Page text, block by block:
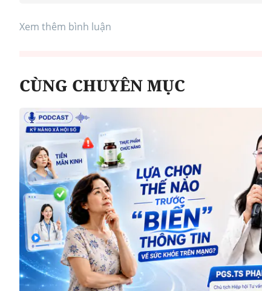
Xem thêm bình luận
CÙNG CHUYÊN MỤC
giàu bản